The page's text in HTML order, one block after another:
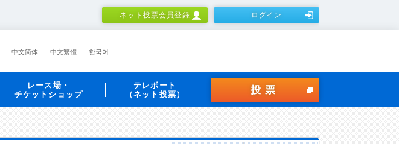
ネット投票会員登録 ログイン
中文简体 中文繁體 한국어
レース場・
チケットショップ
テレボート
（ネット投票）
投票